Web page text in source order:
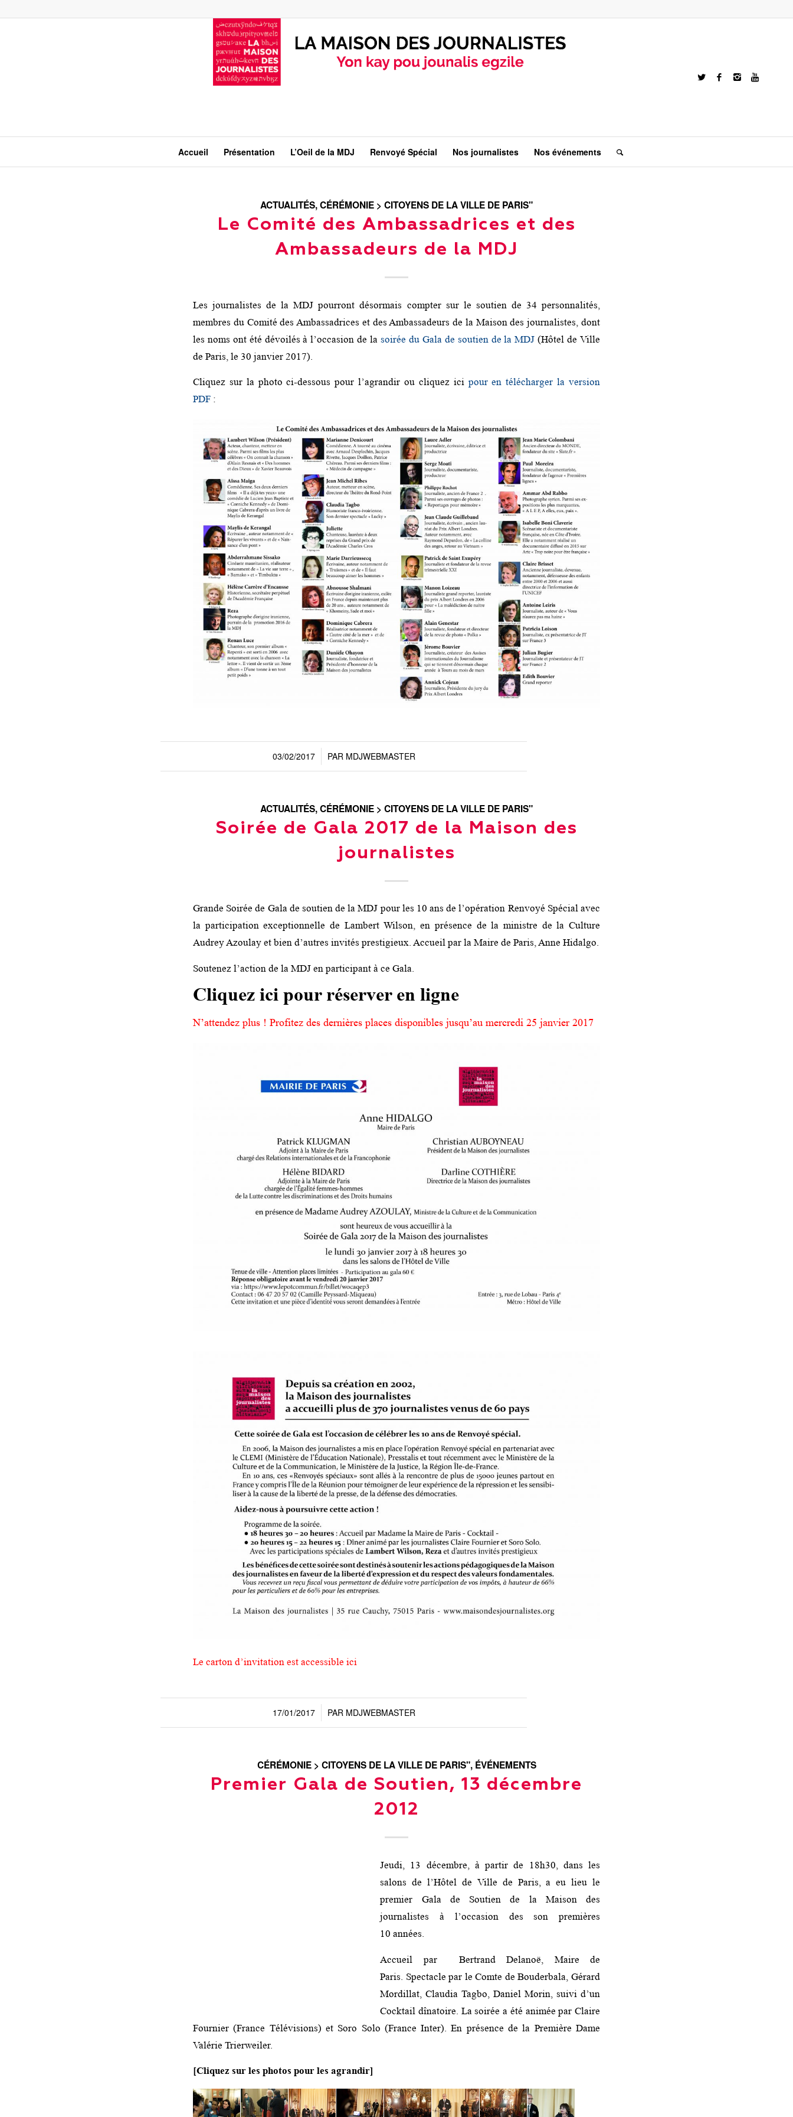
Accueil Présentation L’Oeil de la MDJ Renvoyé Spécial Nos journalistes Nos événements
ACTUALITÉS,CÉRÉMONIE > CITOYENS DE LA VILLE DE PARIS"
Le Comité des Ambassadrices et des
Ambassadeurs de la MDJ
Les journalistes de la MDJ pourront désormais compter sur le soutien de 34 personnalités,
membres du Comité des Ambassadrices et des Ambassadeurs de la Maison des journalistes, dont
les noms ont été dévoilés à l’occasion de lasoirée du Gala de soutien de la MDJ (Hôtel de Ville
de Paris, le 30 janvier 2017).
Cliquez sur la photo ci-dessous pour l’agrandir ou cliquez ici pour en télécharger la version
PDF :
03/02/2017
/ PAR MDJWEBMASTER
ACTUALITÉS,CÉRÉMONIE > CITOYENS DE LA VILLE DE PARIS"
Soirée de Gala 2017 de la Maison des
journalistes
Grande Soirée de Gala de soutien de la MDJ pour les 10 ans de l’opération Renvoyé Spécial avec
la participation exceptionnelle de Lambert Wilson, en présence de la ministre de la Culture
Audrey Azoulay et bien d’autres invités prestigieux. Accueil par la Maire de Paris, Anne Hidalgo.
Soutenez l’action de la MDJ en participant à ce Gala.
Cliquez ici pour réserver en ligne
N’attendez plus ! Profitez des dernières places disponibles jusqu’au mercredi 25 janvier 2017
Le carton d’invitation est accessible ici
17/01/2017
/ PAR MDJWEBMASTER
CÉRÉMONIE > CITOYENS DE LA VILLE DE PARIS", ÉVÉNEMENTS
Premier Gala de Soutien, 13 décembre
2012
Jeudi, 13 décembre, à partir de 18h30, dans les
salons de l’Hôtel de Ville de Paris, a eu lieu le
premier Gala de Soutien de la Maison des
journalistes à l’occasion des son premières
10 années.
Accueil par Bertrand Delanoë, Maire de
Paris. Spectacle par le Comte de Bouderbala, Gérard
Mordillat, Claudia Tagbo, Daniel Morin, suivi d’un
Cocktail dînatoire. La soirée a été animée par Claire
Fournier (France Télévisions) et Soro Solo (France Inter). En présence de la Première Dame
Valérie Trierweiler.
[Cliquez sur les photos pour les agrandir]